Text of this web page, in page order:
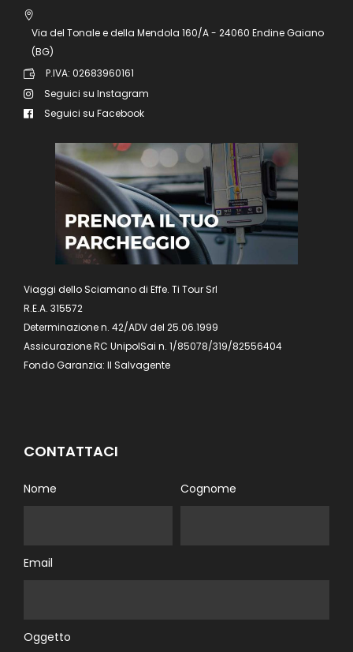
Via del Tonale e della Mendola 160/A - 24060 Endine Gaiano
(BG)
P.IVA: 02683960161
Seguici su Instagram
Seguici su Facebook
Viaggi dello Sciamano di Effe. Ti Tour Srl
R.E.A. 315572
Determinazione n. 42/ADV del 25.06.1999
Assicurazione RC UnipolSai n. 1/85078/319/82556404
Fondo Garanzia: Il Salvagente
CONTATTACI
Nome Cognome
Email
Oggetto